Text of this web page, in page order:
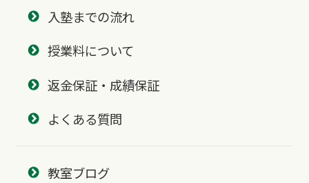
入塾までの流れ
授業料について
返金保証・成績保証
よくある質問
教室ブログ